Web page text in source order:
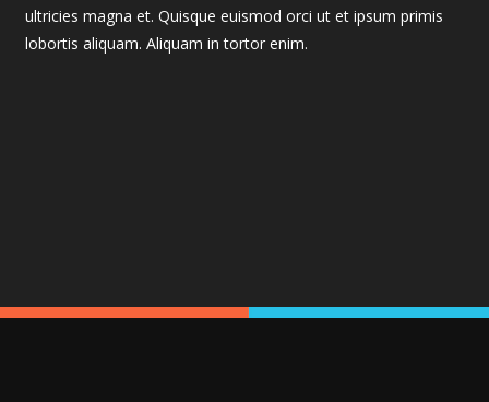
ultricies magna et. Quisque euismod orci ut et ipsum primis
lobortis aliquam. Aliquam in tortor enim.